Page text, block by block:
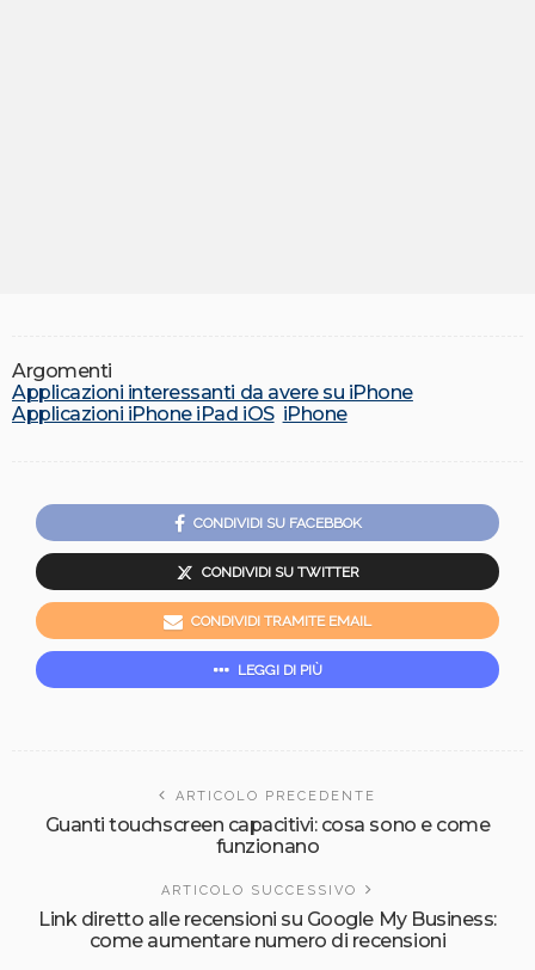
Argomenti
Applicazioni interessanti da avere su iPhone
Applicazioni iPhone iPad iOS iPhone
CONDIVIDI SU FACEBBOK
CONDIVIDI SU TWITTER
CONDIVIDI TRAMITE EMAIL
LEGGI DI PIÙ
ARTICOLO PRECEDENTE
Guanti touchscreen capacitivi: cosa sono e come
funzionano
ARTICOLO SUCCESSIVO
Link diretto alle recensioni su Google My Business:
come aumentare numero di recensioni